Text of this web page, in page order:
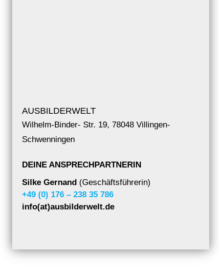
AUSBILDERWELT
Wilhelm-Binder- Str. 19, 78048 Villingen-
Schwenningen
DEINE ANSPRECHPARTNERIN
Silke Gernand (Geschäftsführerin)
+49 (0) 176 – 238 35 786
info(at)ausbilderwelt.de